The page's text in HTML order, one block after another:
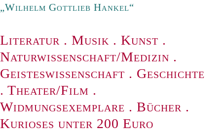
„Wilhelm Gottlieb Hankel“
Literatur . Musik . Kunst .
Naturwissenschaft/Medizin .
Geisteswissenschaft . Geschichte
. Theater/Film .
Widmungsexemplare . Bücher .
Kurioses unter 200 Euro